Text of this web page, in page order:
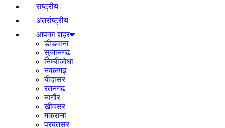
राष्ट्रीय
अंतर्राष्ट्रीय
आपका शहर
डीडवाना
सुजानगढ़
निम्बीजोधा
नवलगढ़
बीदासर
रतनगढ
नागौर
खींवसर
मकराना
परबतसर